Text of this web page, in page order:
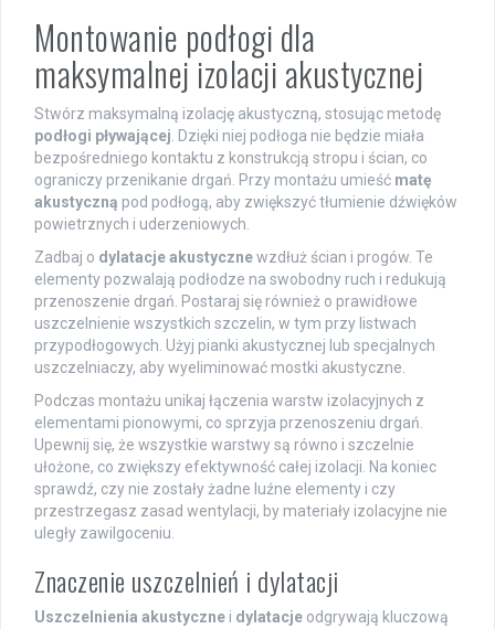
Montowanie podłogi dla
maksymalnej izolacji akustycznej
Stwórz maksymalną izolację akustyczną, stosując metodę
podłogi pływającej. Dzięki niej podłoga nie będzie miała
bezpośredniego kontaktu z konstrukcją stropu i ścian, co
ograniczy przenikanie drgań. Przy montażu umieść matę
akustyczną pod podłogą, aby zwiększyć tłumienie dźwięków
powietrznych i uderzeniowych.
Zadbaj o dylatacje akustycznewzdłuż ścian i progów. Te
elementy pozwalają podłodze na swobodny ruch i redukują
przenoszenie drgań. Postaraj się również o prawidłowe
uszczelnienie wszystkich szczelin, w tym przy listwach
przypodłogowych. Użyj pianki akustycznej lub specjalnych
uszczelniaczy, aby wyeliminować mostki akustyczne.
Podczas montażu unikaj łączenia warstw izolacyjnych z
elementami pionowymi, co sprzyja przenoszeniu drgań.
Upewnij się, że wszystkie warstwy są równo i szczelnie
ułożone, co zwiększy efektywność całej izolacji. Na koniec
sprawdź, czy nie zostały żadne luźne elementy i czy
przestrzegasz zasad wentylacji, by materiały izolacyjne nie
uległy zawilgoceniu.
Znaczenie uszczelnień i dylatacji
Uszczelnienia akustyczne i dylatacje odgrywają kluczową